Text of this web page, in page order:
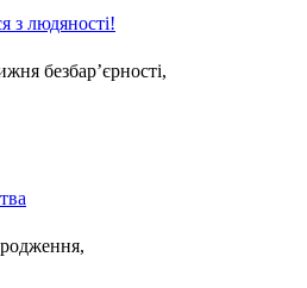
з людяності!
безбар’єрності,